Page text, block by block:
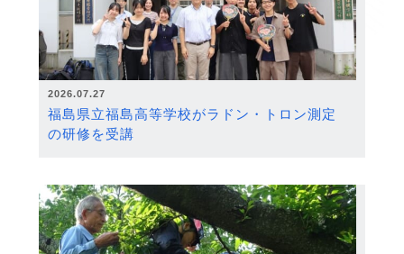
2026.07.27
福島県立福島高等学校がラドン・トロン測定
の研修を受講